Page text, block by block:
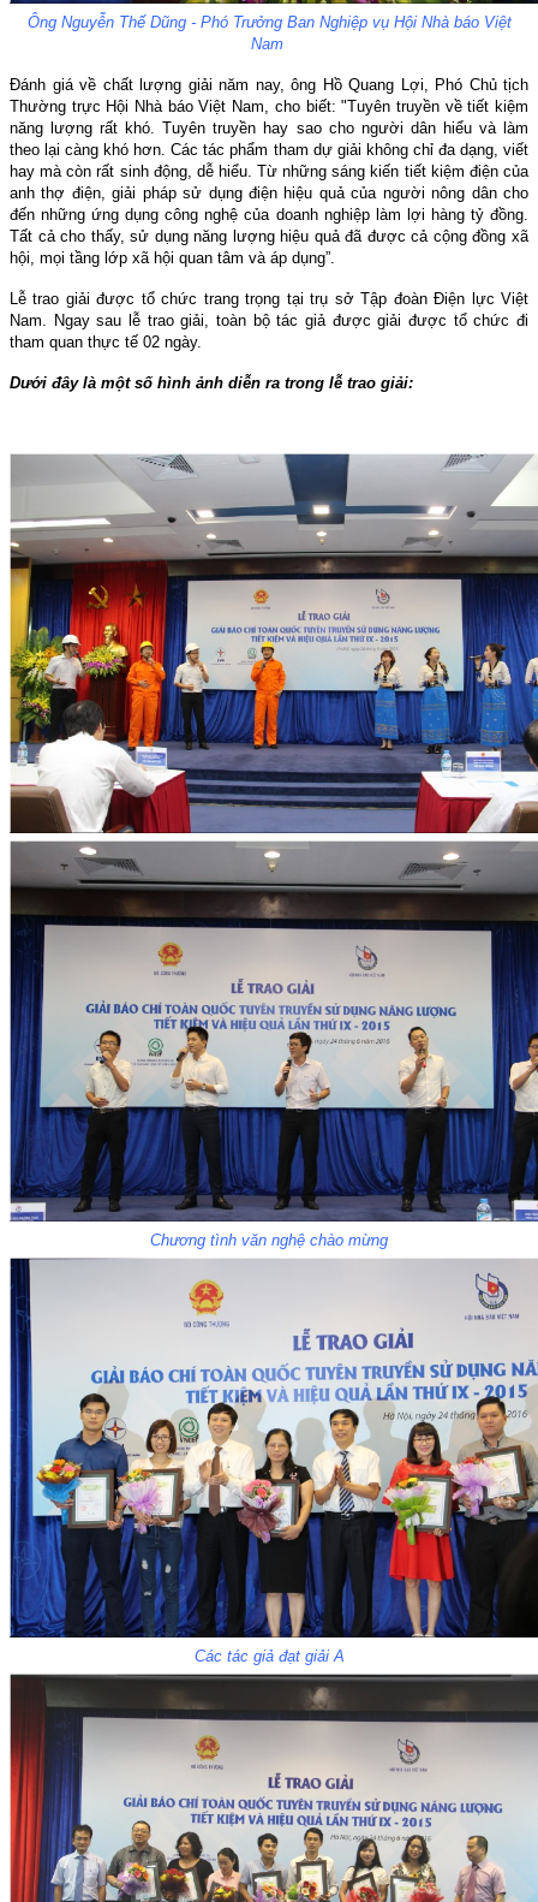
Ông Nguyễn Thế Dũng - Phó Trưởng Ban Nghiệp vụ Hội Nhà báo Việt
Nam
Đánh giá về chất lượng giải năm nay, ông Hồ Quang Lợi, Phó Chủ tịch
Thường trực Hội Nhà báo Việt Nam, cho biết: "Tuyên truyền về tiết kiệm
năng lượng rất khó. Tuyên truyền hay sao cho người dân hiểu và làm
theo lại càng khó hơn. Các tác phẩm tham dự giải không chỉ đa dạng, viết
hay mà còn rất sinh động, dễ hiểu. Từ những sáng kiến tiết kiệm điện của
anh thợ điện, giải pháp sử dụng điện hiệu quả của người nông dân cho
đến những ứng dụng công nghệ của doanh nghiệp làm lợi hàng tỷ đồng.
Tất cả cho thấy, sử dụng năng lượng hiệu quả đã được cả cộng đồng xã
hội, mọi tầng lớp xã hội quan tâm và áp dụng”.
Lễ trao giải được tổ chức trang trọng tại trụ sở Tập đoàn Điện lực Việt
Nam. Ngay sau lễ trao giải, toàn bộ tác giả được giải được tổ chức đi
tham quan thực tế 02 ngày.
Dưới đây là một số hình ảnh diễn ra trong lễ trao giải:
Chương tình văn nghệ chào mừng
Các tác giả đạt giải A